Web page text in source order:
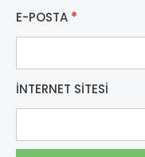
E-POSTA *
İNTERNET SITESI